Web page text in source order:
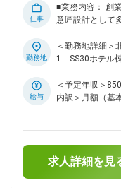
堅層が不足して
し、設計施工に
す。 ＼こんな方のご応募お待ちしております／ ・中規模程度
（S造やRC造）
計補助の経験か
たいという意欲
仕事
■業務内容： 創
意匠設計として
など、社会的意
れまで中小規模
～中堅層が多く
整っています。 ■設計施工物件の意匠設計（新築中心）： 設
施設 ・マンション ・工
途の新築物件に
軸を実現でき
勤務地
＜勤務地詳細＞
1 SS30ホテル
給与
＜予定年収＞
内訳＞月額（基
／35歳：967万
を選択の場合は
金はあくまで
求人詳細を見